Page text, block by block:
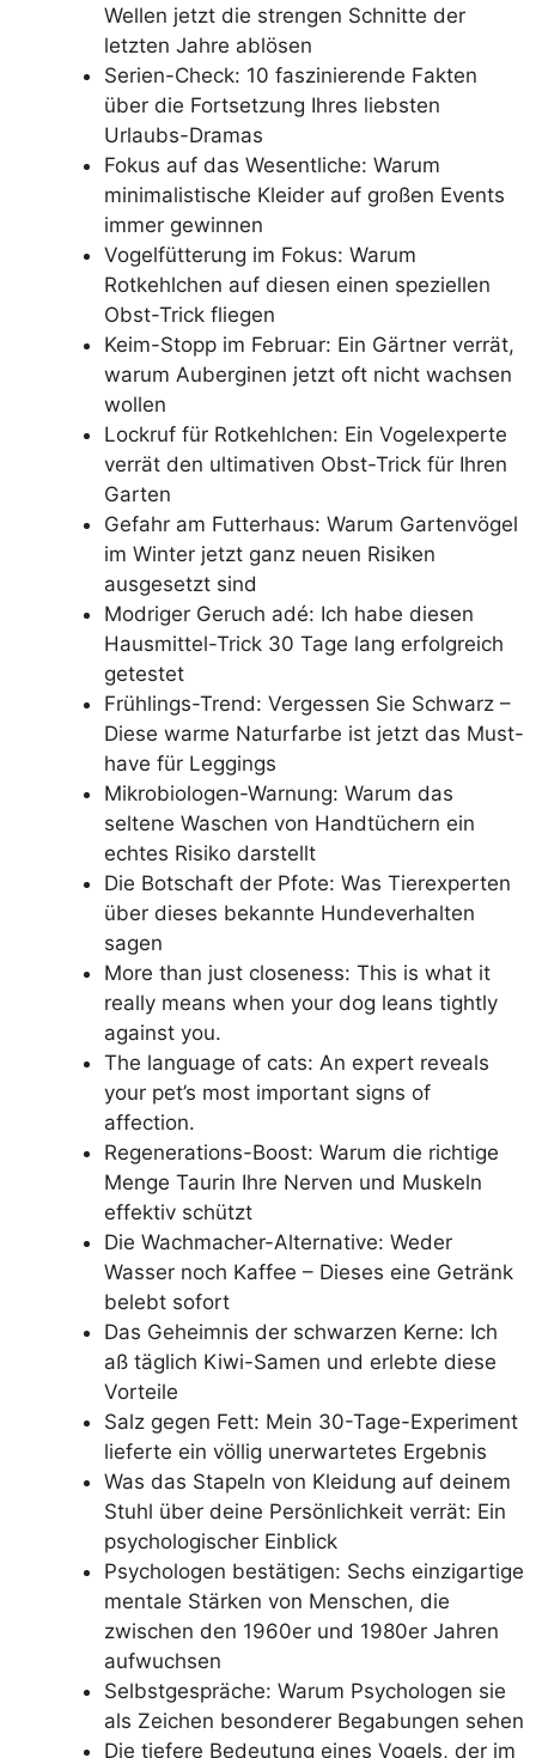
Wellen jetzt die strengen Schnitte der
letzten Jahre ablösen
Serien-Check: 10 faszinierende Fakten
über die Fortsetzung Ihres liebsten
Urlaubs-Dramas
Fokus auf das Wesentliche: Warum
minimalistische Kleider auf großen Events
immer gewinnen
Vogelfütterung im Fokus: Warum
Rotkehlchen auf diesen einen speziellen
Obst-Trick fliegen
Keim-Stopp im Februar: Ein Gärtner verrät,
warum Auberginen jetzt oft nicht wachsen
wollen
Lockruf für Rotkehlchen: Ein Vogelexperte
verrät den ultimativen Obst-Trick für Ihren
Garten
Gefahr am Futterhaus: Warum Gartenvögel
im Winter jetzt ganz neuen Risiken
ausgesetzt sind
Modriger Geruch adé: Ich habe diesen
Hausmittel-Trick 30 Tage lang erfolgreich
getestet
Frühlings-Trend: Vergessen Sie Schwarz –
Diese warme Naturfarbe ist jetzt das Must-
have für Leggings
Mikrobiologen-Warnung: Warum das
seltene Waschen von Handtüchern ein
echtes Risiko darstellt
Die Botschaft der Pfote: Was Tierexperten
über dieses bekannte Hundeverhalten
sagen
More than just closeness: This is what it
really means when your dog leans tightly
against you.
The language of cats: An expert reveals
your pet’s most important signs of
affection.
Regenerations-Boost: Warum die richtige
Menge Taurin Ihre Nerven und Muskeln
effektiv schützt
Die Wachmacher-Alternative: Weder
Wasser noch Kaffee – Dieses eine Getränk
belebt sofort
Das Geheimnis der schwarzen Kerne: Ich
aß täglich Kiwi-Samen und erlebte diese
Vorteile
Salz gegen Fett: Mein 30-Tage-Experiment
lieferte ein völlig unerwartetes Ergebnis
Was das Stapeln von Kleidung auf deinem
Stuhl über deine Persönlichkeit verrät: Ein
psychologischer Einblick
Psychologen bestätigen: Sechs einzigartige
mentale Stärken von Menschen, die
zwischen den 1960er und 1980er Jahren
aufwuchsen
Selbstgespräche: Warum Psychologen sie
als Zeichen besonderer Begabungen sehen
Die tiefere Bedeutung eines Vogels, der im